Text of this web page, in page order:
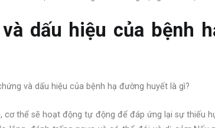
dấu hiệu của bệnh
thể sẽ hoạt động tự động để đáp ứng lại sự thiếu